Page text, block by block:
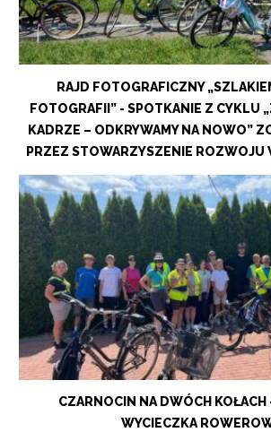
RAJD FOTOGRAFICZNY
FOTOGRAFII” - SPOTKANIE Z CYKLU
KADRZE – ODKRYWAMY NA NOWO”
PRZEZ STOWARZYSZENIE ROZWOJU
CZARNOCIN NA DWÓCH KOŁACH
WYCIECZKA